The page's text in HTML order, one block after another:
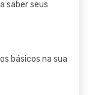
saber seus
básicos na sua